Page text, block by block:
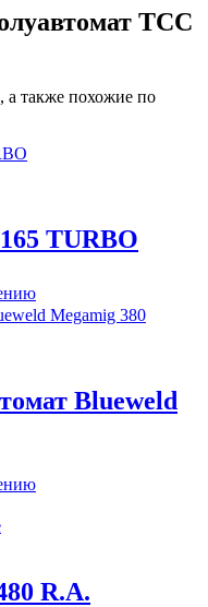
ТСС
а также похожие по
TURBO
Blueweld
R.A.